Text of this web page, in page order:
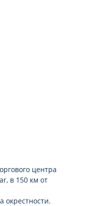
центра
в 150 км от
окрестности.